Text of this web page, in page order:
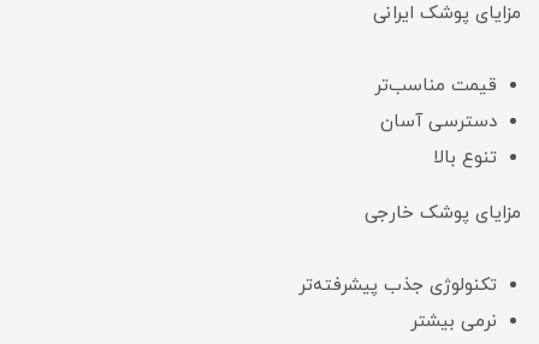
مزایای پوشک ایرانی
قیمت مناسب‌تر
دسترسی آسان
تنوع بالا
مزایای پوشک خارجی
تکنولوژی جذب پیشرفته‌تر
نرمی بیشتر